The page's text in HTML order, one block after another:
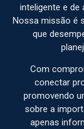
inteligente e de
Nossa missão é
que
Com
conectar
promovendo
sobre a
apenas